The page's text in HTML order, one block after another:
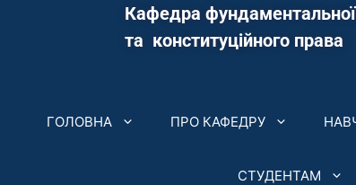
Кафедра фундаментальної
та конституційного права
ГОЛОВНА ПРО КАФЕДРУ
СТУДЕНТАМ